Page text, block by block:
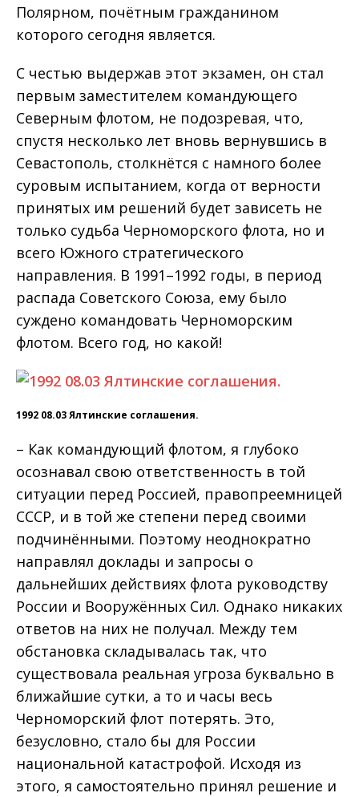
Полярном, почётным гражданином
которого сегодня является.
С честью выдержав этот экзамен, он стал
первым заместителем командующего
Северным флотом, не подозревая, что,
спустя несколько лет вновь вернувшись в
Севастополь, столкнётся с намного более
суровым испытанием, когда от верности
принятых им решений будет зависеть не
только судьба Черноморского флота, но и
всего Южного стратегического
направления. В 1991–1992 годы, в период
распада Советского Союза, ему было
суждено командовать Черноморским
флотом. Всего год, но какой!
1992 08.03 Ялтинские соглашения.
– Как командующий флотом, я глубоко
осознавал свою ответственность в той
ситуации перед Россией, правопреемницей
СССР, и в той же степени перед своими
подчинёнными. Поэтому неоднократно
направлял доклады и запросы о
дальнейших действиях флота руководству
России и Вооружённых Сил. Однако никаких
ответов на них не получал. Между тем
обстановка складывалась так, что
существовала реальная угроза буквально в
ближайшие сутки, а то и часы весь
Черноморский флот потерять. Это,
безусловно, стало бы для России
национальной катастрофой. Исходя из
этого, я самостоятельно принял решение и